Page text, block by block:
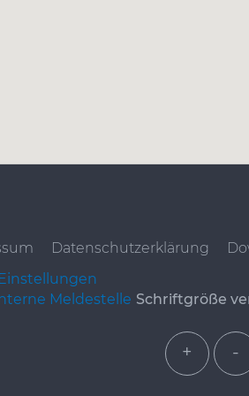
Datenschutzerklärung
Meldestelle Schriftgröße
+ -